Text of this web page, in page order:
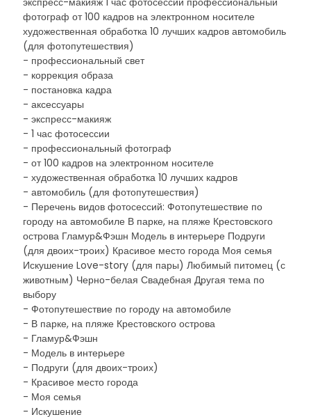
фотограф от 100 кадров на электронном носителе
художественная обработка 10 лучших кадров автомобиль
(для фотопутешествия)
- профессиональный свет
- коррекция образа
- постановка кадра
- аксессуары
- экспресс-макияж
- 1 час фотосессии
- профессиональный фотограф
- от 100 кадров на электронном носителе
- художественная обработка 10 лучших кадров
- автомобиль (для фотопутешествия)
- Перечень видов фотосессий: Фотопутешествие по
городу на автомобиле В парке, на пляже Крестовского
острова Гламур&Фэшн Модель в интерьере Подруги
(для двоих-троих) Красивое место города Моя семья
Искушение Love-story (для пары) Любимый питомец (с
животным) Черно-белая Свадебная Другая тема по
выбору
- Фотопутешествие по городу на автомобиле
- В парке, на пляже Крестовского острова
- Гламур&Фэшн
- Модель в интерьере
- Подруги (для двоих-троих)
- Красивое место города
- Моя семья
- Искушение